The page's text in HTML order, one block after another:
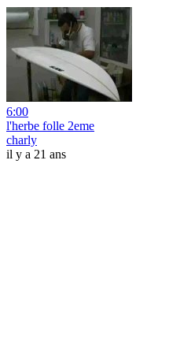
6:00
l'herbe folle 2eme
charly
il y a 21 ans